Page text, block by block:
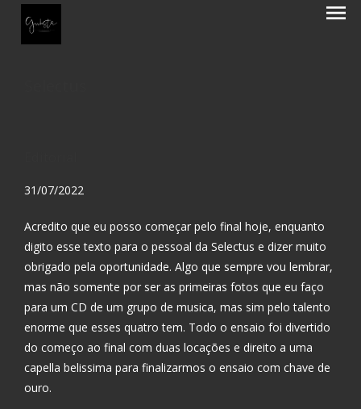
menu
31/07/2022
Acredito que eu posso começar pelo final hoje, enquanto
digito esse texto para o pessoal da Selectus e dizer muito
obrigado pela oportunidade. Algo que sempre vou lembrar,
mas não somente por ser as primeiras fotos que eu faço
para um CD de um grupo de musica, mas sim pelo talento
enorme que esses quatro tem. Todo o ensaio foi divertido
do começo ao final com duas locações e direito a uma
capella belissima para finalizarmos o ensaio com chave de
ouro.